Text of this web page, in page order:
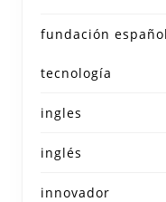
fundación
tecnología
ingles
inglés
innovador